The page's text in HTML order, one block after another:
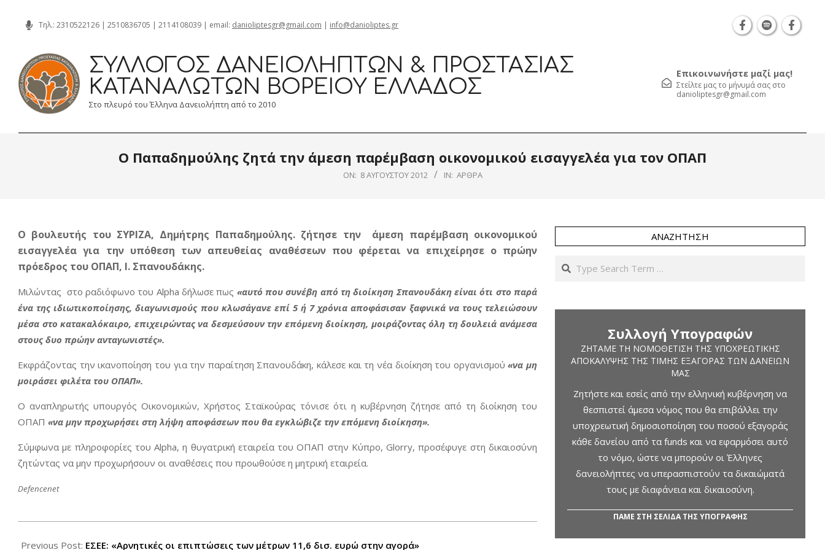
content
Τηλ.: 2310522126 | 2510836705 | 2114108039 | email: danioliptesgr@gmail.com | info@danioliptes.gr
ΣΎΛΛΟΓΟΣ ΔΑΝΕΙΟΛΗΠΤΏΝ & ΠΡΟΣΤΑΣΊΑΣ
ΚΑΤΑΝΑΛΩΤΏΝ ΒΟΡΕΊΟΥ ΕΛΛΆΔΟΣ
Στο πλευρό του Έλληνα Δανειολήπτη από το 2010
Επικοινωνήστε μαζί μας!
Στείλτε μας το μήνυμά σας στο
danioliptesgr@gmail.com
Ο Παπαδημούλης ζητά την άμεση παρέμβαση οικονομικού εισαγγελέα για τον ΟΠΑΠ
ON: 8 ΑΥΓΟΎΣΤΟΥ 2012 IN: ΆΡΘΡΑ
Ο βουλευτής του ΣΥΡΙΖΑ, Δημήτρης Παπαδημούλης. ζήτησε την άμεση παρέμβαση οικονομικού
εισαγγελέα για την υπόθεση των απευθείας αναθέσεων που φέρεται να επιχείρησε ο πρώην
πρόεδρος του ΟΠΑΠ, Ι. Σπανουδάκης.
Μιλώντας στο ραδιόφωνο του Alpha δήλωσε πως «αυτό που συνέβη από τη διοίκηση Σπανουδάκη είναι ότι στο παρά
ένα της ιδιωτικοποίησης, διαγωνισμούς που κλωσάγανε επί 5 ή 7 χρόνια αποφάσισαν ξαφνικά να τους τελειώσουν
μέσα στο κατακαλόκαιρο, επιχειρώντας να δεσμεύσουν την επόμενη διοίκηση, μοιράζοντας όλη τη δουλειά ανάμεσα
στους δυο πρώην ανταγωνιστές».
Εκφράζοντας την ικανοποίηση του για την παραίτηση Σπανουδάκη, κάλεσε και τη νέα διοίκηση του οργανισμού«να μη
μοιράσει φιλέτα του ΟΠΑΠ».
Ο αναπληρωτής υπουργός Οικονομικών, Χρήστος Σταϊκούρας τόνισε ότι η κυβέρνηση ζήτησε από τη διοίκηση του
ΟΠΑΠ «να μην προχωρήσει στη λήψη αποφάσεων που θα εγκλώβιζε την επόμενη διοίκηση».
Σύμφωνα με πληροφορίες του Alpha, η θυγατρική εταιρεία του ΟΠΑΠ στην Κύπρο, Glorry, προσέφυγε στη δικαιοσύνη
ζητώντας να μην προχωρήσουν οι αναθέσεις που προωθούσε η μητρική εταιρεία.
Defencenet
08-
Previous Post: ΕΣΕΕ: «Αρνητικές οι επιπτώσεις των μέτρων 11,6 δισ. ευρώ στην αγορά»
ΑΝΑΖΉΤΗΣΗ
Search
Συλλογή Υπογραφών
ΖΗΤΆΜΕ ΤΗ ΝΟΜΟΘΈΤΙΣΗ ΤΗΣ ΥΠΟΧΡΕΩΤΙΚΉΣ
ΑΠΟΚΆΛΥΨΗΣ ΤΗΣ ΤΙΜΉΣ ΕΞΑΓΟΡΆΣ ΤΩΝ ΔΑΝΕΊΩΝ
ΜΑΣ
Ζητήστε και εσείς από την ελληνική κυβέρνηση να
θεσπιστεί άμεσα νόμος που θα επιβάλλει την
υποχρεωτική δημοσιοποίηση του ποσού εξαγοράς
κάθε δανείου από τα funds και να εφαρμόσει αυτό
το νόμο, ώστε να μπορούν οι Έλληνες
δανειολήπτες να υπερασπιστούν τα δικαιώματά
τους με διαφάνεια και δικαιοσύνη.
ΠΑΜΕ ΣΤΗ ΣΕΛΙΔΑ ΤΗΣ ΥΠΟΓΡΑΦΗΣ